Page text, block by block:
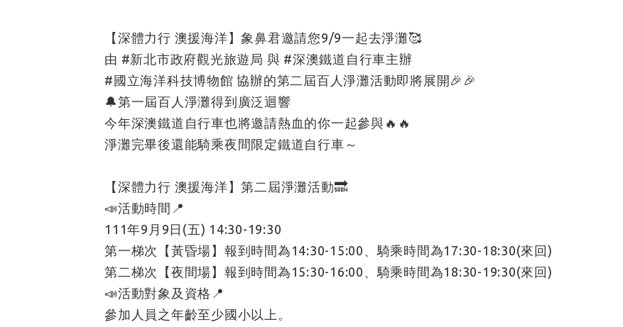
【深體力行 澳援海洋】象鼻君邀請您9/9一起去淨灘🥰
由 #新北市政府觀光旅遊局 與 #深澳鐵道自行車主辦
#國立海洋科技博物館 協辦的第二屆百人淨灘活動即將展開🎉🎉
🔔第一屆百人淨灘得到廣泛迴響
今年深澳鐵道自行車也將邀請熱血的你一起參與🔥🔥
淨灘完畢後還能騎乘夜間限定鐵道自行車～
【深體力行 澳援海洋】第二屆淨灘活動🔜
📣活動時間📍
111年9月9日(五) 14:30-19:30
第一梯次【黃昏場】報到時間為14:30-15:00、騎乘時間為17:30-18:30(來回)
第二梯次【夜間場】報到時間為15:30-16:00、騎乘時間為18:30-19:30(來回)
📣活動對象及資格📍
參加人員之年齡至少國小以上。